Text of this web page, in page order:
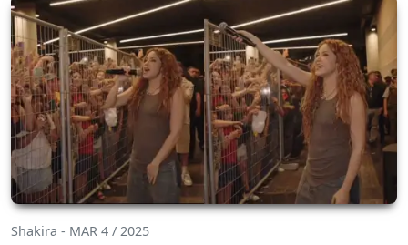
Shakira - MAR 4 / 2025